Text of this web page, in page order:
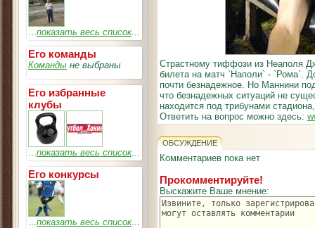
...показать весь список...
Его команды
Команды не выбраны
Его избранные
клубы
...показать весь список...
Его конкурсы
...показать весь список...
Страстному тиффози из Неаполя
билета на матч `Наполи` - `Рома`.
почти безнадежное. Но Маннини
что безнадежных ситуаций не
находится под трибунами
Ответить на вопрос можно здесь:
ОБСУЖДЕНИЕ
Комментариев пока нет
Прокомментируйте!
Выскажите Ваше мнение: